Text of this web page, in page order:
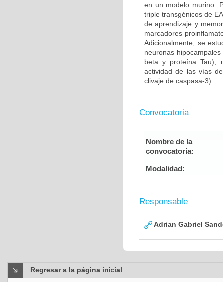
en un modelo murino.
triple transgénicos de
de aprendizaje y
marcadores
Adicionalmente, se
neuronas
beta y proteína Tau),
actividad de las vías
clivaje de caspasa-3).
Convocatoria
Nombre de la
convocatoria:
Modalidad:
Responsable
Adrian Gabriel
Regresar a la página inicial